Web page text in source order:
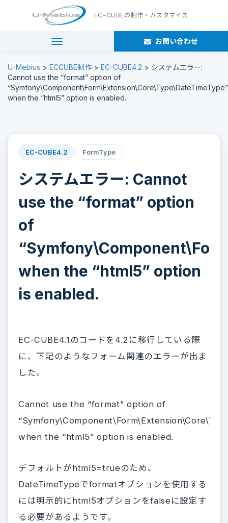
EC-CUBEの制作・カスタマイズ
navigation お問い合わせ
U-Mebius > ECCUBE制作 > EC-CUBE4.2 > システムエラー:
Cannot use the “format” option of
“Symfony\Component\Form\Extension\Core\Type\DateTimeType”
when the “html5” option is enabled.
EC-CUBE4.2 FormType
システムエラー: Cannot
use the “format” option
of
when the “html5” option
is enabled.
EC-CUBE4.1のコードを4.2に移行している際
に、下記のようなフォーム関連のエラーが出ま
した。
Cannot use the “format” option of
when the “html5” option is enabled.
デフォルトがhtml5=trueのため、
DateTimeTypeでformatオプションを使用する
には明示的にhtml5オプションをfalseに設定す
る必要があるようです。